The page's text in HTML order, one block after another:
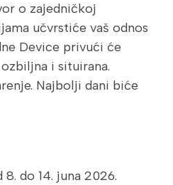
o zajedničkoj
učvrstiće vaš odnos
Device privući će
i situirana.
Najbolji dani biće
do 14. juna 2026.